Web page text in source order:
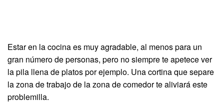
Estar en la cocina es muy agradable, al menos para un
gran número de personas, pero no siempre te apetece ver
la pila llena de platos por ejemplo. Una cortina que separe
la zona de trabajo de la zona de comedor te aliviará este
problemilla.